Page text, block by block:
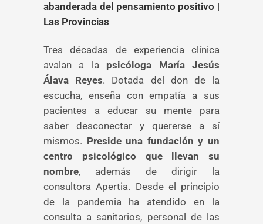
abanderada del pensamiento positivo |
Las Provincias
Tres décadas de experiencia clínica
avalan a la psicóloga María Jesús
Álava Reyes. Dotada del don de la
escucha, enseña con empatía a sus
pacientes a educar su mente para
saber desconectar y quererse a sí
mismos. Preside una fundación y un
centro psicológico que llevan su
nombre, además de dirigir la
consultora Apertia. Desde el principio
de la pandemia ha atendido en la
consulta a sanitarios, personal de las